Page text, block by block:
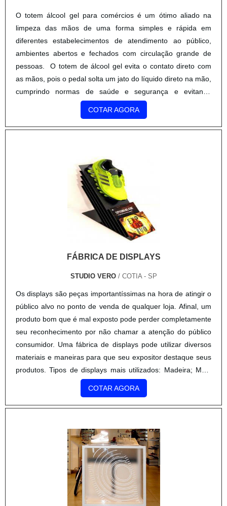
O totem álcool gel para comércios é um ótimo aliado na
limpeza das mãos de uma forma simples e rápida em
diferentes estabelecimentos de atendimento ao público,
ambientes abertos e fechados com circulação grande de
pessoas. O totem de álcool gel evita o contato direto com
as mãos, pois o pedal solta um jato do líquido direto na mão,
cumprindo normas de saúde e segurança e evitando
possíveis doenças infecciosas de objetos. Uma das grandes
vantagens do totem de álcool gel de pezinho é a fácil e
rápida higienização em espaços públicos, possibilitando a
são:Garantia de acesso a toda equipe/ clientes;Pedal de
acionamento para acesso ao álcool gel;Permite
personalização com logo e cores da empresa;Projetada
para fácil reposição do produto;Com alavanca de
acionamento lateral, tornando o totem mais acessível à
cadeirantes.O totem álcool gel para comércios é utilizado
pessoas, podendo ser instalado na entrada desses
comerciantes pesquisem bastante antes de comprar o
equipamento, pois o preço do totem álcool gel pode mudar
de acordo com o modelo e com o fornecedor..
COTAR AGORA
FÁBRICA DE DISPLAYS
STUDIO VERO/ COTIA - SP
Os displays são peças importantíssimas na hora de atingir o
público alvo no ponto de venda de qualquer loja. Afinal, um
produto bom que é mal exposto pode perder completamente
seu reconhecimento por não chamar a atenção do público
consumidor. Uma fábrica de displays pode utilizar diversos
materiais e maneiras para que seu expositor destaque seus
produtos. Tipos de displays mais utilizados: Madeira; MDF
(Fibra de madeira); Metais; Acrílico;....
COTAR AGORA